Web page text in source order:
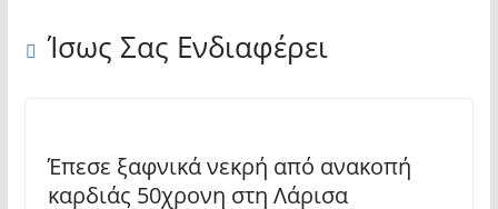
Ίσως Σας Ενδιαφέρει
Έπεσε ξαφνικά νεκρή από ανακοπή
καρδιάς 50χρονη στη Λάρισα